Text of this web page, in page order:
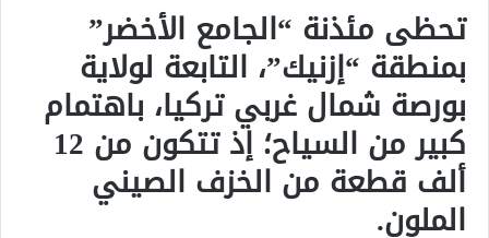
تحظى مئذنة “الجامع الأخضر”
بمنطقة “إزنيك”، التابعة لولاية
بورصة شمال غربي تركيا، باهتمام
كبير من السياح؛ إذ تتكون من 12
ألف قطعة من الخزف الصيني
الملون.